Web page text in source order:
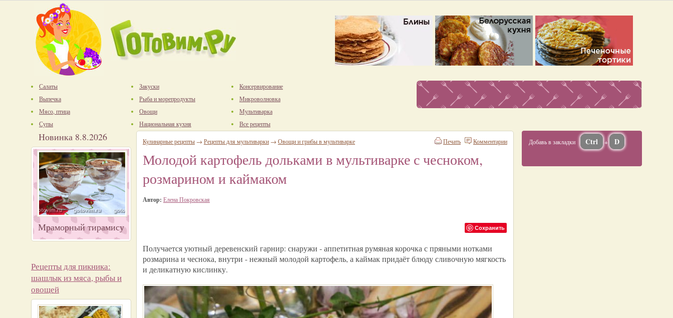
Салаты
Выпечка
Мясо, птица
Супы
Закуски
Рыба и морепродукты
Овощи
Национальная кухня
Консервирование
Микроволновка
Мультиварка
Все рецепты
Новинка 8.8.2026
Мраморный тирамису
Рецепты для пикника:
шашлык из мяса, рыбы и
овощей
Комментарии
Печать
Кулинарные рецепты → Рецепты для мультиварки → Овощи и грибы в мультиварке
Молодой картофель дольками в мультиварке с чесноком,
розмарином и каймаком
Автор: Елена Покровская
Сохранить
Получается уютный деревенский гарнир: снаружи - аппетитная румяная корочка с пряными нотками
розмарина и чеснока, внутри - нежный молодой картофель, а каймак придаёт блюду сливочную мягкость
и деликатную кислинку.
Добавь в закладки Ctrl + D